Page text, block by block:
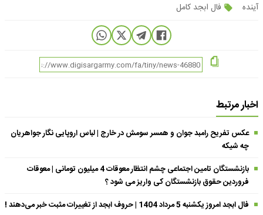
آینده
فال ابجد کامل
اخبار مرتبط
عکس تفریح رامبد جوان و همسر سومش در خارج | لباس اروپایی نگار جواهریان
چه شیکه
بازنشستگان تامین اجتماعی چشم انتظار معوقات 4 میلیون تومانی | معوقات
فروردین حقوق بازنشستگان کی واریز می شود ؟
فال ابجد امروز یکشنبه 5 مرداد 1404 | حروف ابجد از تغییرات مثبت خبر می‌دهند !